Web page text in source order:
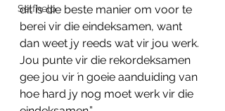
Selfhelp
dit is die beste manier om voor te
berei vir die eindeksamen, want
dan weet jy reeds wat vir jou werk.
Jou punte vir die rekordeksamen
gee jou vir ŉ goeie aanduiding van
hoe hard jy nog moet werk vir die